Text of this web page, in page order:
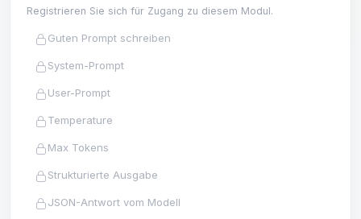
Registrieren Sie sich für Zugang zu diesem Modul.
Guten Prompt schreiben
System-Prompt
User-Prompt
Temperature
Max Tokens
Strukturierte Ausgabe
JSON-Antwort vom Modell